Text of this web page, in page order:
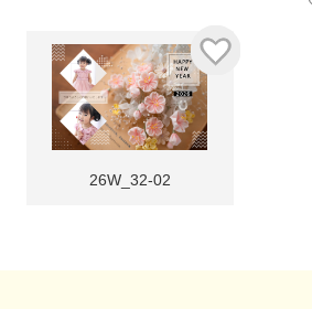
26W_32-02